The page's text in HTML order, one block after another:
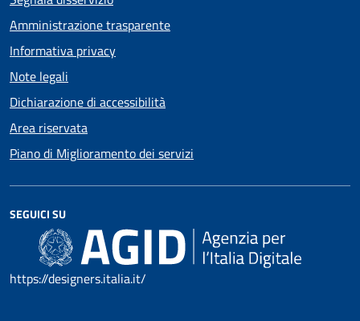
Amministrazione trasparente
Informativa privacy
Note legali
Dichiarazione di accessibilità
Area riservata
Piano di Miglioramento dei servizi
SEGUICI SU
https://designers.italia.it/